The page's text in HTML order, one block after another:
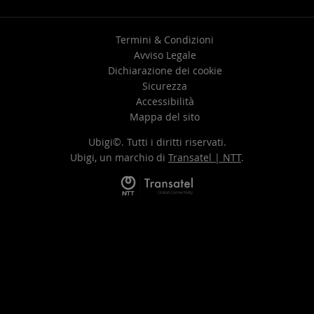
Termini & Condizioni
Avviso Legale
Dichiarazione dei cookie
Sicurezza
Accessibilità
Mappa del sito
Ubigi©. Tutti i diritti riservati.
Ubigi, un marchio di Transatel | NTT.